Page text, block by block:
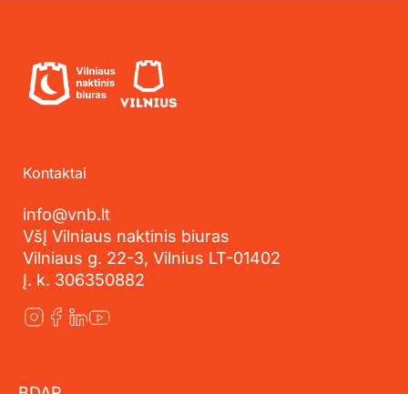
Kontaktai
info@vnb.lt
VšĮ Vilniaus naktinis biuras
Vilniaus g. 22-3, Vilnius LT-01402
Į. k. 306350882